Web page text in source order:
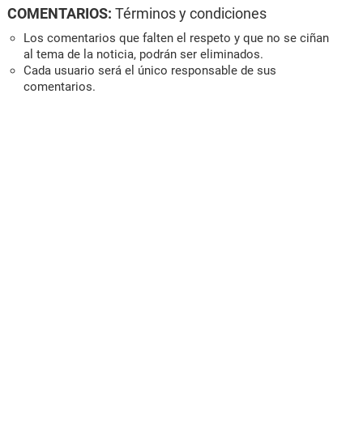
COMENTARIOS: Términos y condiciones
Los comentarios que falten el respeto y que no se ciñan
al tema de la noticia, podrán ser eliminados.
Cada usuario será el único responsable de sus
comentarios.